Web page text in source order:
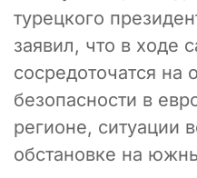
турецкого
заявил, что в ходе
сосредоточатся на
безопасности в
регионе, ситуации
обстановке на